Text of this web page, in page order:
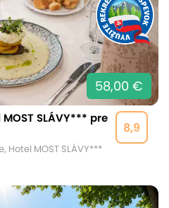
58,00 €
8,9
SLÁVY*** pre
Hotel MOST SLÁVY***